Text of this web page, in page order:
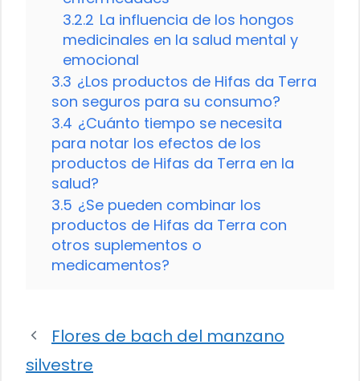
3.2.2 La influencia de los hongos
medicinales en la salud mental y
emocional
3.3 ¿Los productos de Hifas da Terra
son seguros para su consumo?
3.4 ¿Cuánto tiempo se necesita
para notar los efectos de los
productos de Hifas da Terra en la
salud?
3.5 ¿Se pueden combinar los
productos de Hifas da Terra con
otros suplementos o
medicamentos?
Flores de bach del manzano
silvestre